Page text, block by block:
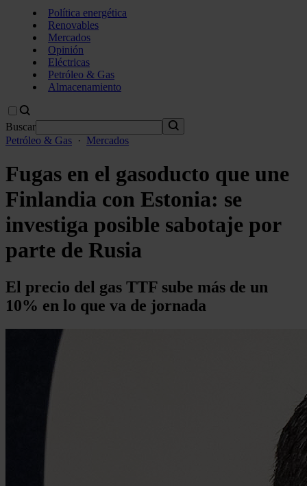
Política energética
Renovables
Mercados
Opinión
Eléctricas
Petróleo & Gas
Almacenamiento
Buscar
Petróleo & Gas · Mercados
Fugas en el gasoducto que une
Finlandia con Estonia: se
investiga posible sabotaje por
parte de Rusia
El precio del gas TTF sube más de un
10% en lo que va de jornada